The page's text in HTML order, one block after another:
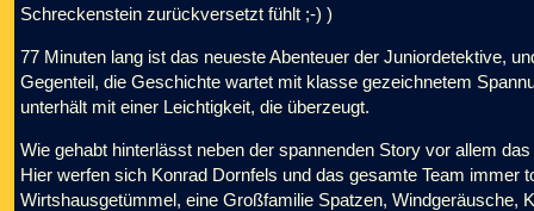
Schreckenstein zurückversetzt fühlt ;-) )
77 Minuten lang ist das neueste Abenteuer der Juniordetektive,
Gegenteil, die Geschichte wartet mit klasse gezeichnetem
unterhält mit einer Leichtigkeit, die überzeugt.
Wie gehabt hinterlässt neben der spannenden Story vor allem
Hier werfen sich Konrad Dornfels und das gesamte Team immer
Wirtshausgetümmel, eine Großfamilie Spatzen, Windgeräusche,